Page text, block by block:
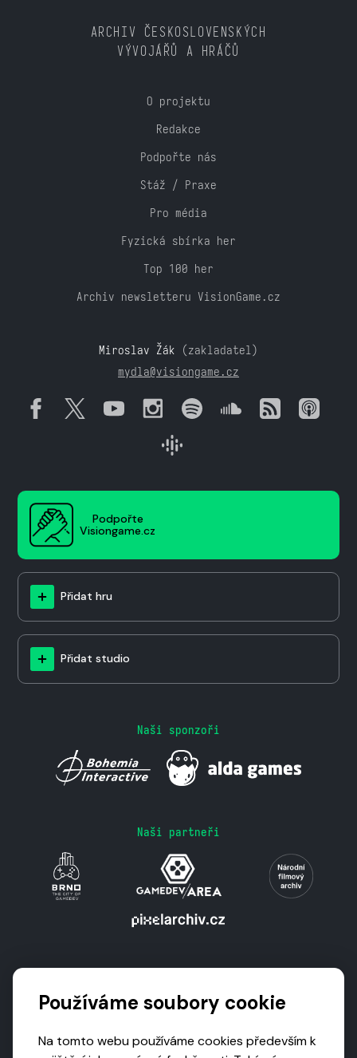
ARCHIV ČESKOSLOVENSKÝCH
VÝVOJÁŘŮ A HRÁČŮ
O projektu
Redakce
Podpořte nás
Stáž / Praxe
Pro média
Fyzická sbírka her
Top 100 her
Archiv newsletteru VisionGame.cz
Miroslav Žák (zakladatel)
mydla@visiongame.cz
Podpořte
Visiongame.cz
Přidat hru
Přidat studio
Naši sponzoři
Naši partneři
Používáme soubory cookie
Na tomto webu používáme cookies především k